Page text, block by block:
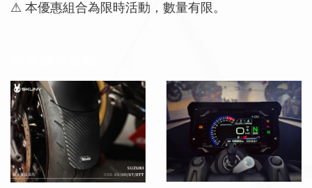
⚠ 本優惠組合為限時活動，數量有限。